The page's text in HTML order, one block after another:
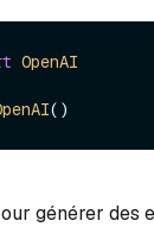
OpenAI
générer des